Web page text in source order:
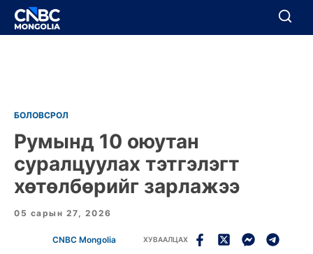
BREAKING
Цуцлах
БОЛОВСРОЛ
Румынд 10 оюутан
суралцуулах тэтгэлэгт
хөтөлбөрийг зарлажээ
05 сарын 27, 2026
CNBC Mongolia ХУВААЛЦАХ